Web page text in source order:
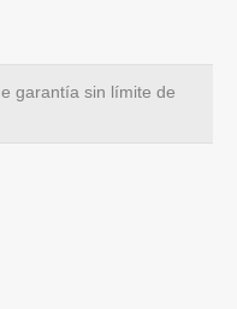
garantía sin límite de